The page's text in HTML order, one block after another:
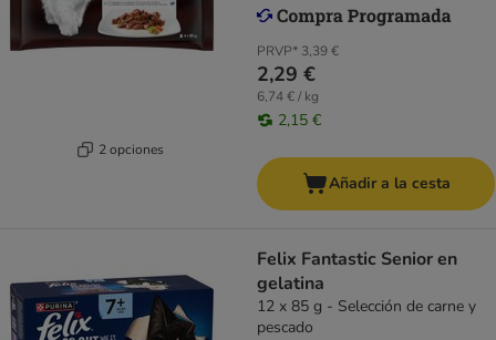
2 opciones
PRVP* 3,39 €
2,29 €
6,74 € / kg
2,15 €
Añadir a la cesta
Felix Fantastic Senior en
gelatina
12 x 85 g - Selección de carne y
pescado